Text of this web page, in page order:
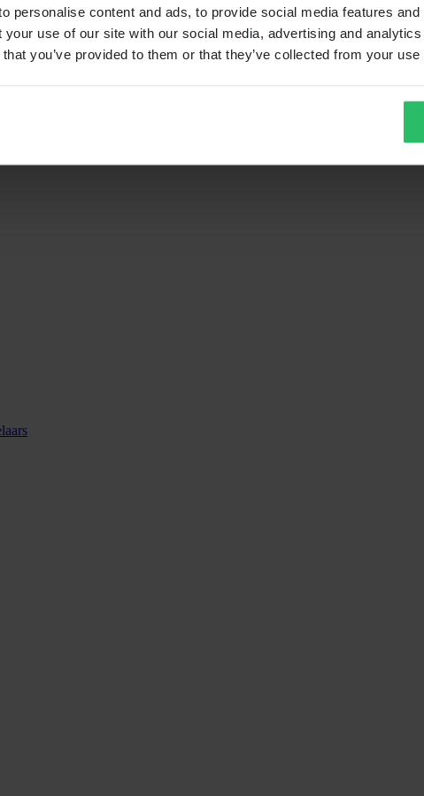
personalise content and ads, to provide social media features
your use of our site with our social media, advertising and
you’ve provided to them or that they’ve collected from your